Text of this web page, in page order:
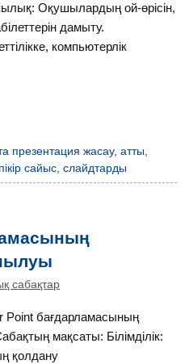
Оқушылардың ой-өрісін,
қабілеттерін дамыту.
компьютерлік
презентация жасау,атты,
пікір сайыс ,слайдтарды
сабақтар
бағдарламасының
мақсаты: Білімділік:
қолдану